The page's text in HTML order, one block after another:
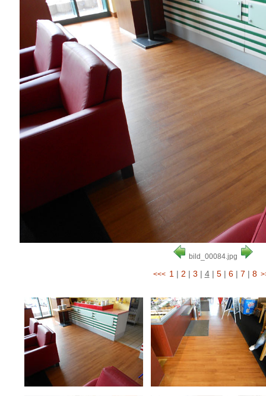
bild_00084.jpg
<<< 1| 2 | 3 | 4| 5| 6| 7 | 8